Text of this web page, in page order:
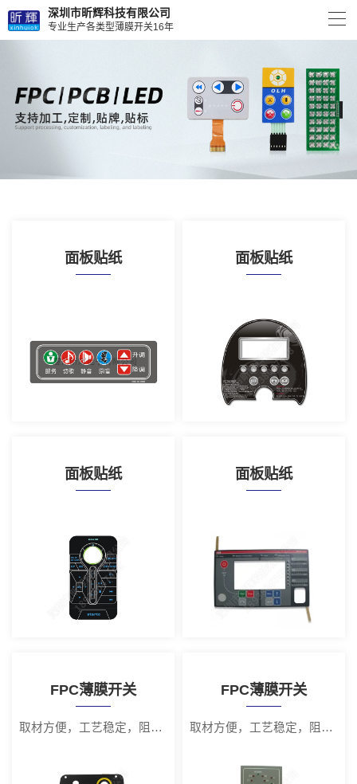
深圳市昕辉科技有限公司
专业生产各类型薄膜开关16年
面板贴纸 面板贴纸
面板贴纸 面板贴纸
FPC薄膜开关
取材方便，工艺稳定，阻值低
FPC薄膜开关
取材方便，工艺稳定，阻值低